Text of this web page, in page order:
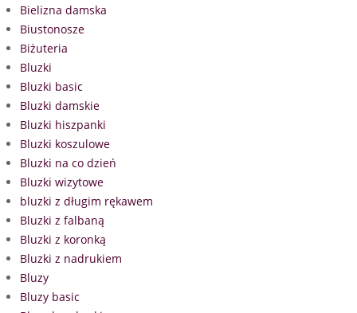
Bielizna damska
Biustonosze
Biżuteria
Bluzki
Bluzki basic
Bluzki damskie
Bluzki hiszpanki
Bluzki koszulowe
Bluzki na co dzień
Bluzki wizytowe
bluzki z długim rękawem
Bluzki z falbaną
Bluzki z koronką
Bluzki z nadrukiem
Bluzy
Bluzy basic